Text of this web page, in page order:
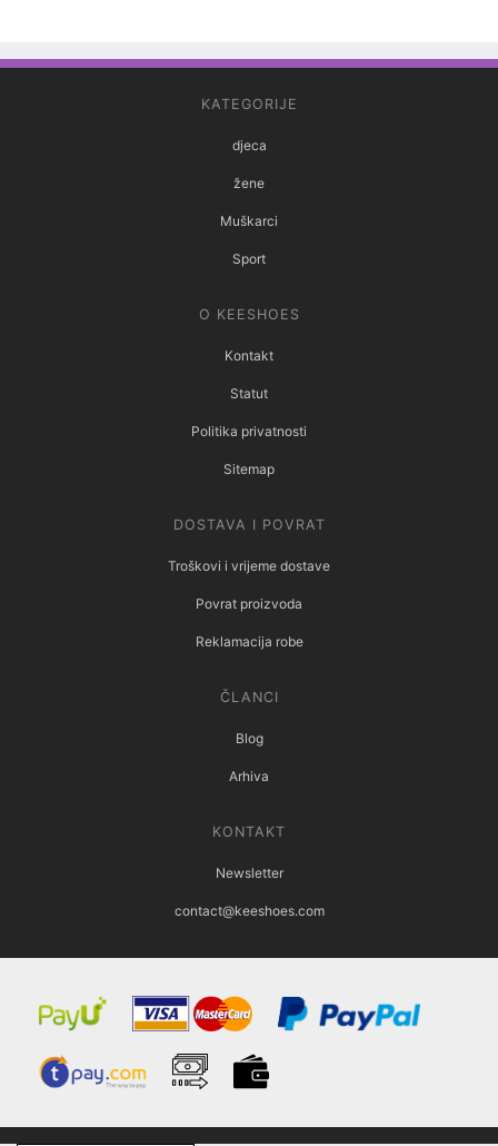
KATEGORIJE
djeca
žene
Muškarci
Sport
O KEESHOES
Kontakt
Statut
Politika privatnosti
Sitemap
DOSTAVA I POVRAT
Troškovi i vrijeme dostave
Povrat proizvoda
Reklamacija robe
ČLANCI
Blog
Arhiva
KONTAKT
Newsletter
contact@keeshoes.com